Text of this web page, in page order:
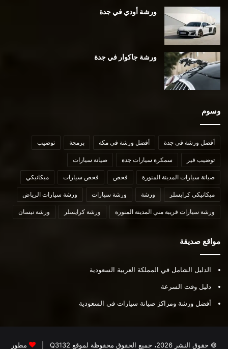
ورشة أودي في جدة
ورشة جاكوار في جدة
وسوم
أفضل ورشة في جدة أفضل ورشة في مكة برمجة توضيب
توضيب قير سمكرة سيارات جدة صيانة سيارات
صيانة سيارات المدينة المنورة فحص فحص سيارات ميكانيكي
ميكانيكي كرايسلر ورشة ورشة سيارات ورشة سيارات الرياض
ورشة سيارات قريبة مني المدينة المنورة ورشة كرايسلر ورشة نيسان
مواقع صديقة
الدليل الشامل في المملكة العربية السعودية
دليل وقت السرعة
أفضل ورشة ومراكز صيانة سيارات في السعودية
© حقوق النشر 2026، جميع الحقوق محفوظة لموقع Q3132 مطور